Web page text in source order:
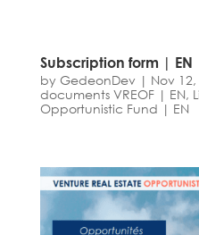
Subscription form | EN
by GedeonDev | Nov
documents VREOF | EN,
Opportunistic Fund | EN